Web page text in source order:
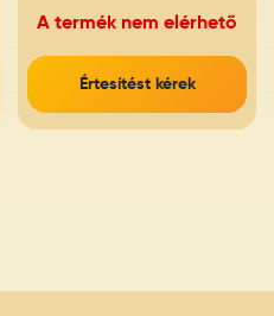
A termék nem elérhető
Értesítést kérek